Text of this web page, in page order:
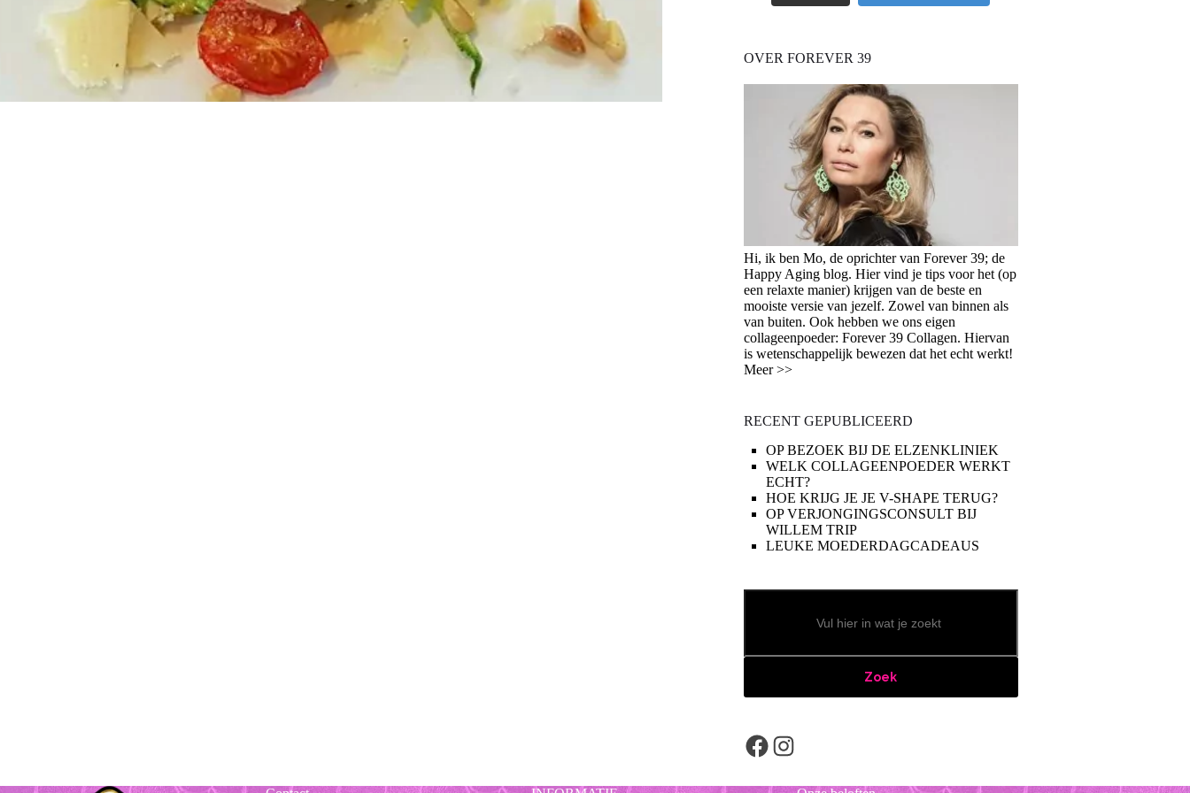
OVER FOREVER 39
Hi, ik ben Mo, de oprichter van Forever 39; de
Happy Aging blog. Hier vind je tips voor het (op
een relaxte manier) krijgen van de beste en
mooiste versie van jezelf. Zowel van binnen als
van buiten. Ook hebben we ons eigen
collageenpoeder: Forever 39 Collagen. Hiervan
is wetenschappelijk bewezen dat het echt werkt!
Meer >>
RECENT GEPUBLICEERD
OP BEZOEK BIJ DE ELZENKLINIEK
WELK COLLAGEENPOEDER WERKT
ECHT?
HOE KRIJG JE JE V-SHAPE TERUG?
OP VERJONGINGSCONSULT BIJ
WILLEM TRIP
LEUKE MOEDERDAGCADEAUS
Zoeken
Zoek
Facebook
Instagram